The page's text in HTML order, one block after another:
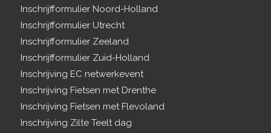
Inschrijfformulier Noord-Holland
Inschrijfformulier Utrecht
Inschrijfformulier Zeeland
Inschrijfformulier Zuid-Holland
Inschrijving EC netwerkevent
Inschrijving Fietsen met Drenthe
Inschrijving Fietsen met Flevoland
Inschrijving Zilte Teelt dag